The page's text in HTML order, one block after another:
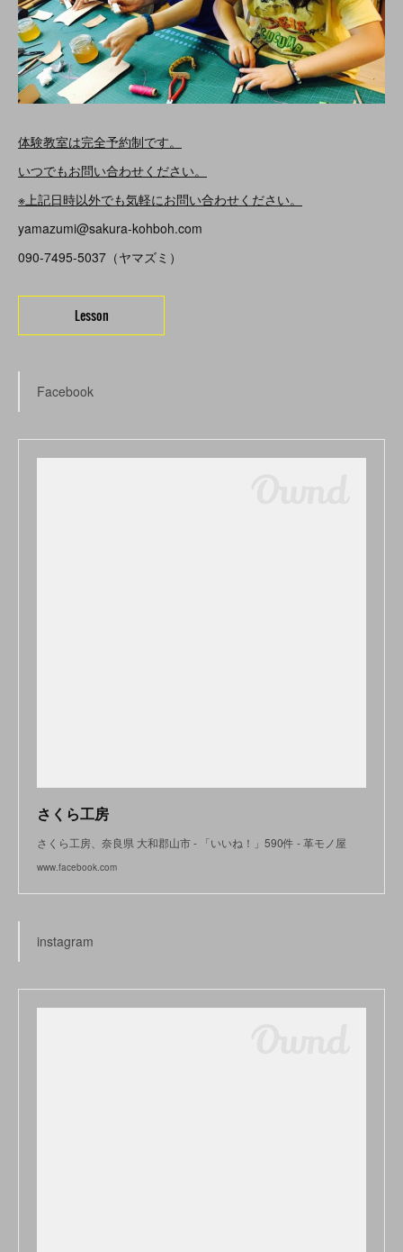
体験教室は完全予約制です。
いつでもお問い合わせください。
※上記日時以外でも気軽にお問い合わせください。
yamazumi@sakura-kohboh.com
090-7495-5037（ヤマズミ）
Lesson
Facebook
さくら工房
さくら工房、奈良県 大和郡山市 - 「いいね！」590件 - 革モノ屋
www.facebook.com
instagram